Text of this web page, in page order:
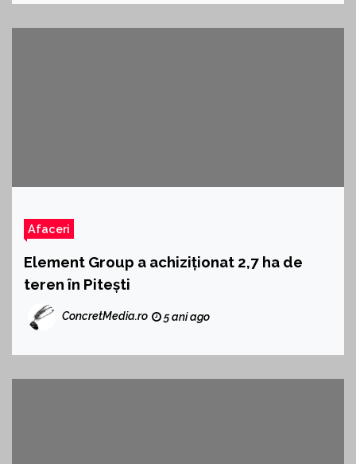
Afaceri
Element Group a achiziționat 2,7 ha de
teren în Pitești
ConcretMedia.ro 5 ani ago